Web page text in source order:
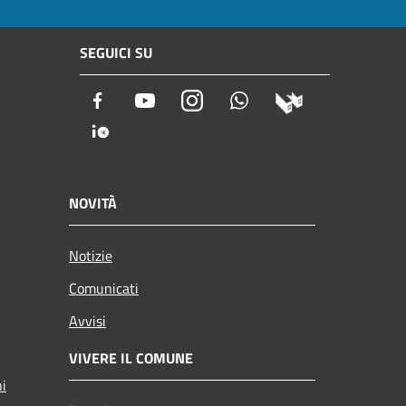
SEGUICI SU
Facebook YoutubeInstagramWhatsapp
NOVITÀ
Notizie
Comunicati
Avvisi
VIVERE IL COMUNE